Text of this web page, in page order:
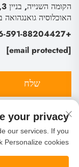
האוכלוסיה גואנגהואה
+86-591-88204427
[email protected]
שלח
your privacy
our services. If you
Personalize cookies.